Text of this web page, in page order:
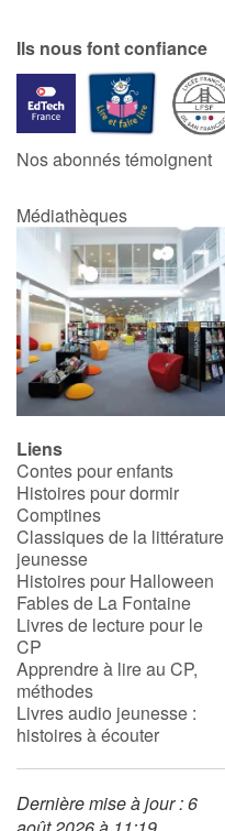
Aide
Accueil
Famille
Écoles
Médiathèques
Vidéos & Tutoriaux
Blog
Actualités
Par thématique
Rencontres et témoignages
Contes d'ici et d'ailleurs
Autour de la lecture
Apprendre à lire
Livre audio
Ils nous font confiance
Nos abonnés témoignent
Médiathèques
Liens
Contes pour enfants
Histoires pour dormir
Comptines
Classiques de la littérature
jeunesse
Histoires pour Halloween
Fables de La Fontaine
Livres de lecture pour le
CP
Apprendre à lire au CP,
méthodes
Livres audio jeunesse :
histoires à écouter
Dernière mise à jour : 6